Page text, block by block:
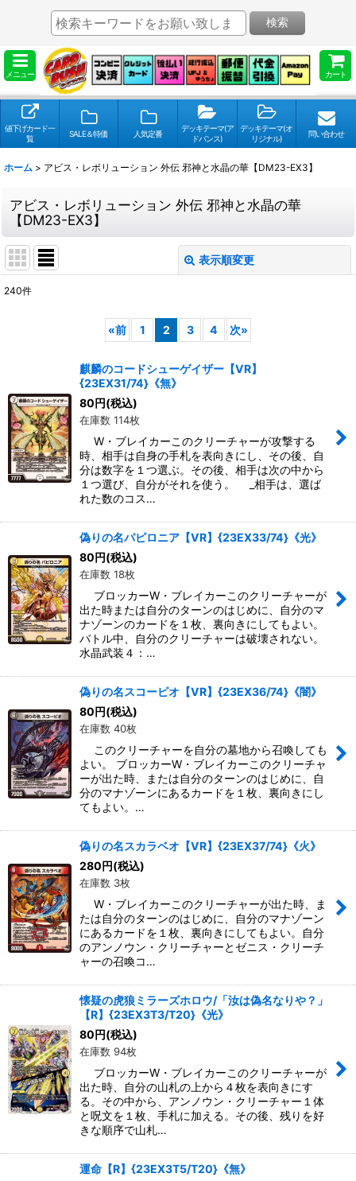
メニュー カート
検索
値下げカード一
覧
SALE＆特価 人気定番
デッキテーマ(ア
ドバンス)
デッキテーマ(オ
リジナル)
問い合わせ
ホーム > アビス・レボリューション 外伝 邪神と水晶の華【DM23-EX3】
アビス・レボリューション 外伝 邪神と水晶の華
【DM23-EX3】
表示順変更
絞り込む
240件
«前 1 2 3 4 次»
麒麟のコードシューゲイザー【VR】
{23EX31/74}《無》
80 円(税込)
在庫数 114枚
W・ブレイカーこのクリーチャーが攻撃する
時、相手は自身の手札を表向きにし、その後、自
分は数字を１つ選ぶ。その後、相手は次の中から
１つ選び、自分がそれを使う。 _相手は、選ば
れた数のコス…
偽りの名パピロニア【VR】{23EX33/74}《光》
80 円(税込)
在庫数 18枚
ブロッカーW・ブレイカーこのクリーチャーが
出た時または自分のターンのはじめに、自分のマ
ナゾーンのカードを１枚、裏向きにしてもよい。
バトル中、自分のクリーチャーは破壊されない。
水晶武装４：…
偽りの名スコーピオ【VR】{23EX36/74}《闇》
80 円(税込)
在庫数 40枚
このクリーチャーを自分の墓地から召喚しても
よい。 ブロッカーW・ブレイカーこのクリーチャ
ーが出た時、または自分のターンのはじめに、自
分のマナゾーンにあるカードを１枚、裏向きにし
てもよい。…
偽りの名スカラベオ【VR】{23EX37/74}《火》
280 円(税込)
在庫数 3枚
W・ブレイカーこのクリーチャーが出た時、ま
たは自分のターンのはじめに、自分のマナゾーン
にあるカードを１枚、裏向きにしてもよい。自分
のアンノウン・クリーチャーとゼニス・クリーチ
ャーの召喚コ…
懐疑の虎狼ミラーズホロウ/「汝は偽名なりや？」
【R】{23EX3T3/T20}《光》
80 円(税込)
在庫数 94枚
ブロッカーW・ブレイカーこのクリーチャーが
出た時、自分の山札の上から４枚を表向きにす
る。その中から、アンノウン・クリーチャー１体
と呪文を１枚、手札に加える。その後、残りを好
きな順序で山札…
運命【R】{23EX3T5/T20}《無》